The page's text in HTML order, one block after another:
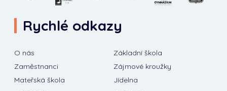
Rychlé odkazy
O nás
Základní škola
Zaměstnanci
Zájmové kroužky
Mateřská škola
Jídelna